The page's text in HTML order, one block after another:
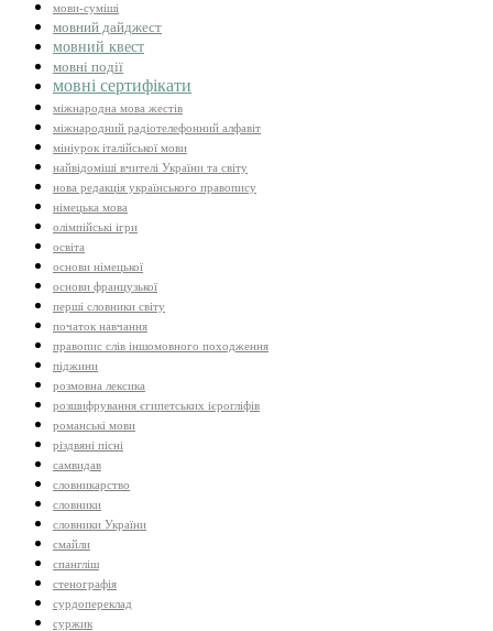
мови-суміші
мовний дайджест
мовний квест
мовні події
мовні сертифікати
міжнародна мова жестів
міжнародний радіотелефонний алфавіт
мініурок італійської мови
найвідоміші вчителі України та світу
нова редакція українського правопису
німецька мова
олімпійські ігри
освіта
основи німецької
основи французької
перші словники світу
початок навчання
правопис слів іншомовного походження
піджини
розмовна лексика
розшифрування єгипетських ієрогліфів
романські мови
різдвяні пісні
самвидав
словникарство
словники
словники України
смайли
спангліш
стенографія
сурдопереклад
суржик